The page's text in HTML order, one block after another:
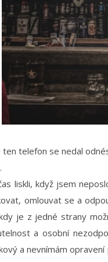
telefon se nedal
liskli, když jsem
omlouvat se a
je z jedné strany
a osobní
a nevnímám